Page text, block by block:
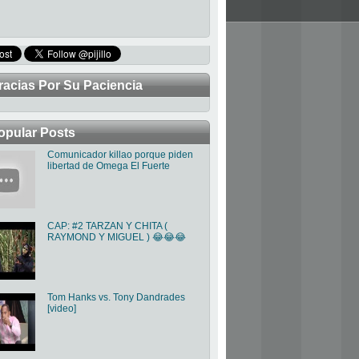
Por Su Paciencia
Posts
Comunicador killao porque piden
libertad de Omega El Fuerte
CAP: #2 TARZAN Y CHITA (
RAYMOND Y MIGUEL ) 😂😂😂
Tom Hanks vs. Tony Dandrades
[video]